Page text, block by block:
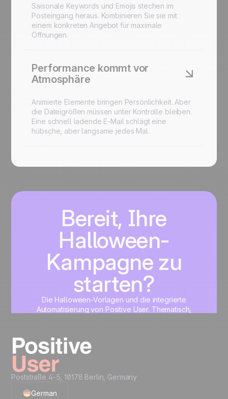
Saisonale Keywords und Emojis stechen im
Posteingang heraus. Kombinieren Sie sie mit
einem konkreten Angebot für maximale
Öffnungen.
Performance kommt vor
Atmosphäre
Animierte Elemente bringen Persönlichkeit. Aber
die Dateigrößen müssen unter Kontrolle bleiben.
Eine schnell ladende E-Mail schlägt eine
hübsche, aber langsame jedes Mal.
Bereit, Ihre
Halloween-
Kampagne zu
starten?
Die Halloween-Vorlagen und die integrierte
Automatisierung von Positive User. Thematisch,
Poststraße 4-5, 10178 Berlin, Germany
German